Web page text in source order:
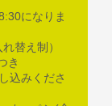
になりま
替え制）
き
込みくださ